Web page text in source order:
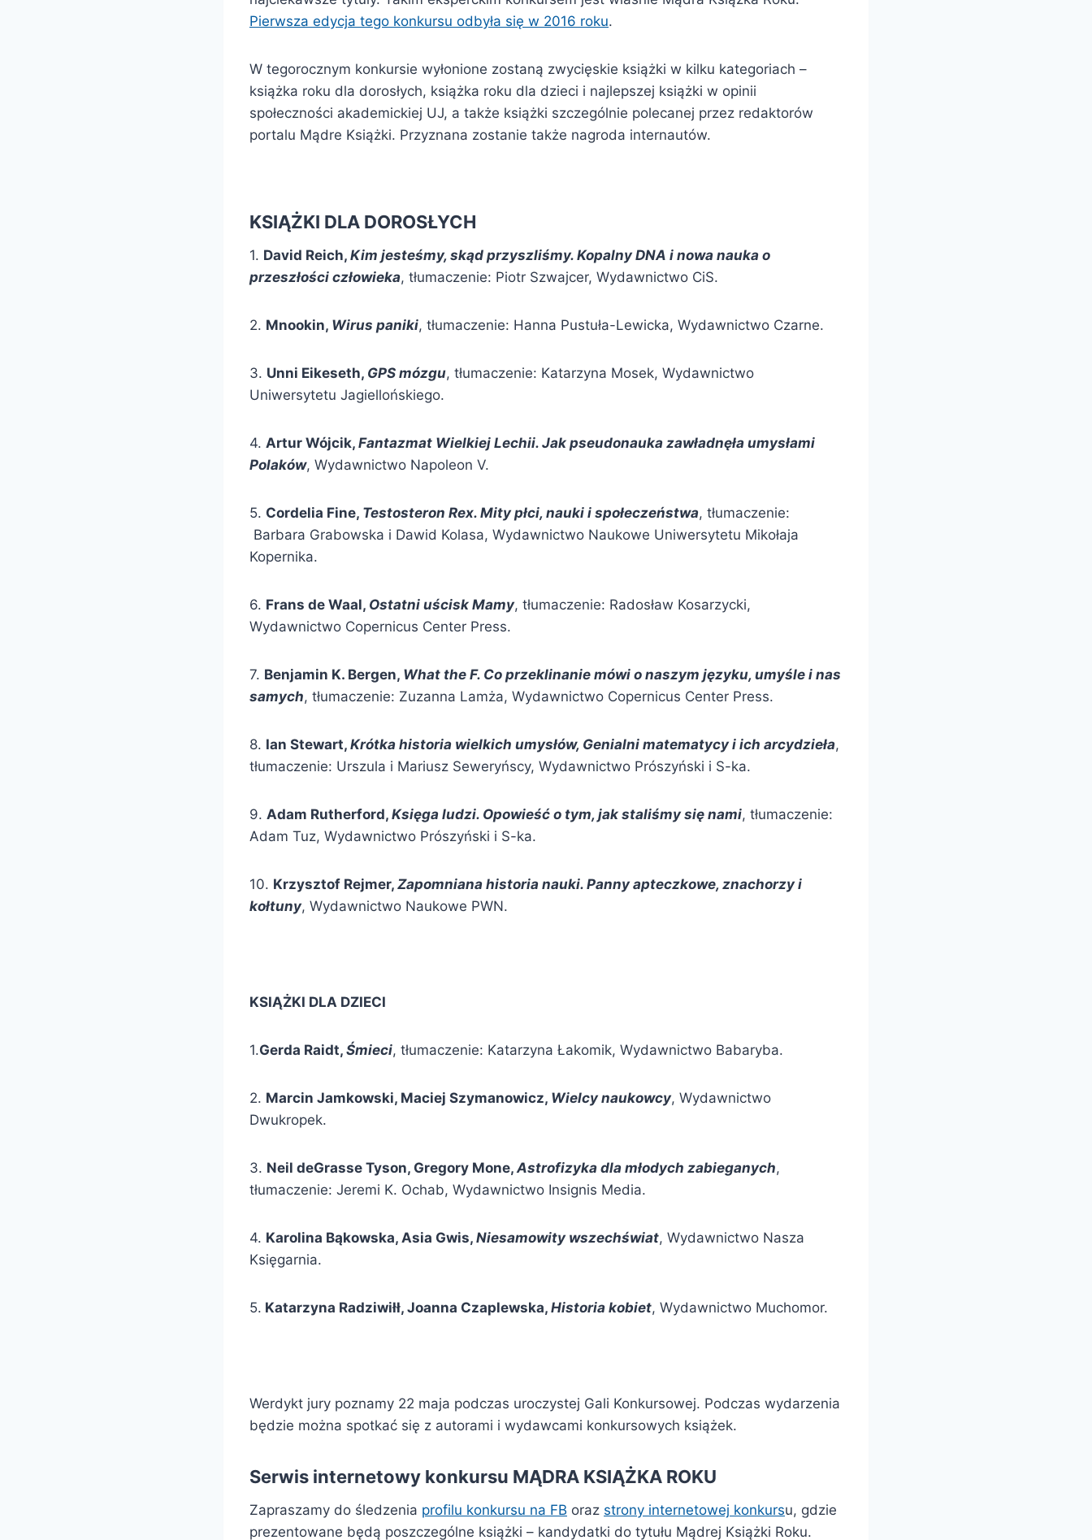
Pierwsza edycja tego konkursu odbyła się w 2016 roku.
W tegorocznym konkursie wyłonione zostaną zwycięskie książki w kilku kategoriach –
książka roku dla dorosłych, książka roku dla dzieci i najlepszej książki w opinii
społeczności akademickiej UJ, a także książki szczególnie polecanej przez redaktorów
portalu Mądre Książki. Przyznana zostanie także nagroda internautów.
KSIĄŻKI DLA DOROSŁYCH
1. David Reich, Kim jesteśmy, skąd przyszliśmy. Kopalny DNA i nowa nauka o
przeszłości człowieka, tłumaczenie: Piotr Szwajcer, Wydawnictwo CiS.
2. Mnookin, Wirus paniki, tłumaczenie: Hanna Pustuła-Lewicka, Wydawnictwo Czarne.
3. Unni Eikeseth, GPS mózgu, tłumaczenie: Katarzyna Mosek, Wydawnictwo
Uniwersytetu Jagiellońskiego.
4. Artur Wójcik, Fantazmat Wielkiej Lechii. Jak pseudonauka zawładnęła umysłami
Polaków, Wydawnictwo Napoleon V.
5. Cordelia Fine, Testosteron Rex. Mity płci, nauki i społeczeństwa, tłumaczenie:
Barbara Grabowska i Dawid Kolasa, Wydawnictwo Naukowe Uniwersytetu Mikołaja
Kopernika.
6. Frans de Waal, Ostatni uścisk Mamy, tłumaczenie: Radosław Kosarzycki,
Wydawnictwo Copernicus Center Press.
7. Benjamin K. Bergen, What the F. Co przeklinanie mówi o naszym języku, umyśle i nas
samych, tłumaczenie: Zuzanna Lamża, Wydawnictwo Copernicus Center Press.
8. Ian Stewart, Krótka historia wielkich umysłów, Genialni matematycy i ich arcydzieła,
tłumaczenie: Urszula i Mariusz Seweryńscy, Wydawnictwo Prószyński i S-ka.
9. Adam Rutherford, Księga ludzi. Opowieść o tym, jak staliśmy się nami, tłumaczenie:
Adam Tuz, Wydawnictwo Prószyński i S-ka.
10. Krzysztof Rejmer, Zapomniana historia nauki. Panny apteczkowe, znachorzy i
kołtuny, Wydawnictwo Naukowe PWN.
KSIĄŻKI DLA DZIECI
1.Gerda Raidt, Śmieci, tłumaczenie: Katarzyna Łakomik, Wydawnictwo Babaryba.
2. Marcin Jamkowski, Maciej Szymanowicz, Wielcy naukowcy, Wydawnictwo
Dwukropek.
3. Neil deGrasse Tyson, Gregory Mone,Astrofizyka dla młodych zabieganych,
tłumaczenie: Jeremi K. Ochab, Wydawnictwo Insignis Media.
4. Karolina Bąkowska, Asia Gwis, Niesamowity wszechświat, Wydawnictwo Nasza
Księgarnia.
5. Katarzyna Radziwiłł, Joanna Czaplewska, Historia kobiet, Wydawnictwo Muchomor.
Werdykt jury poznamy 22 maja podczas uroczystej Gali Konkursowej. Podczas wydarzenia
będzie można spotkać się z autorami i wydawcami konkursowych książek.
Serwis internetowy konkursu MĄDRA KSIĄŻKA ROKU
Zapraszamy do śledzenia profilu konkursu na FB oraz strony internetowej konkursu, gdzie
prezentowane będą poszczególne książki – kandydatki do tytułu Mądrej Książki Roku.